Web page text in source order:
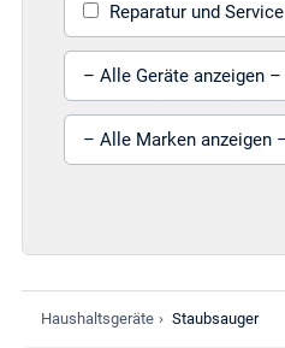
Reparatur und Service
Gerät auswählen
Marke auswählen
Haushaltsgeräte › Staubsauger